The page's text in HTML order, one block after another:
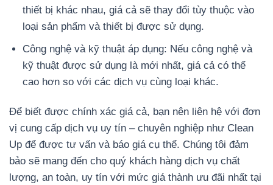
thiết bị khác nhau, giá cả sẽ thay đổi tùy thuộc vào
loại sản phẩm và thiết bị được sử dụng.
Công nghệ và kỹ thuật áp dụng: Nếu công nghệ và
kỹ thuật được sử dụng là mới nhất, giá cả có thể
cao hơn so với các dịch vụ cùng loại khác.
Để biết được chính xác giá cả, bạn nên liên hệ với đơn
vị cung cấp dịch vụ uy tín – chuyên nghiệp như Clean
Up để được tư vấn và báo giá cụ thể. Chúng tôi đảm
bảo sẽ mang đến cho quý khách hàng dịch vụ chất
lượng, an toàn, uy tín với mức giá thành ưu đãi nhất tại